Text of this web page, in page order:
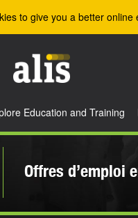
to give you a better
Education and Training
Offres d’emploi